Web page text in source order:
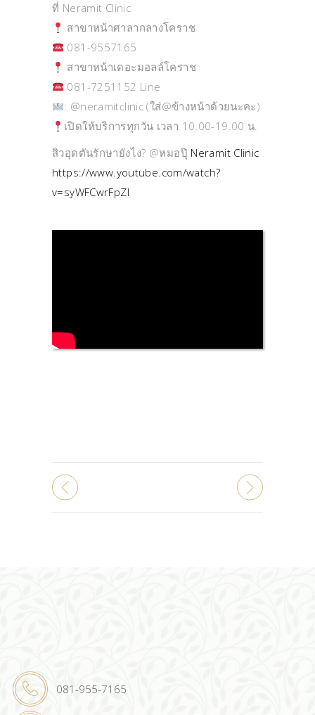
ที่ Neramit Clinic
สาขาหน้าศาลากลางโคราช
081-9557165
สาขาหน้าเดอะมอลล์โคราช
081-7251152 Line
: @neramitclinic (ใส่@ข้างหน้าด้วยนะคะ)
เปิดให้บริการทุกวัน เวลา 10.00-19.00 น.
สิวอุดตันรักษายังไง? @หมอปุ๊ Neramit Clinic
https://www.youtube.com/watch?
v=syWFCwrFpZI
081-955-7165